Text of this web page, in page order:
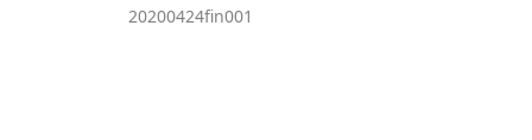
20200424fin001